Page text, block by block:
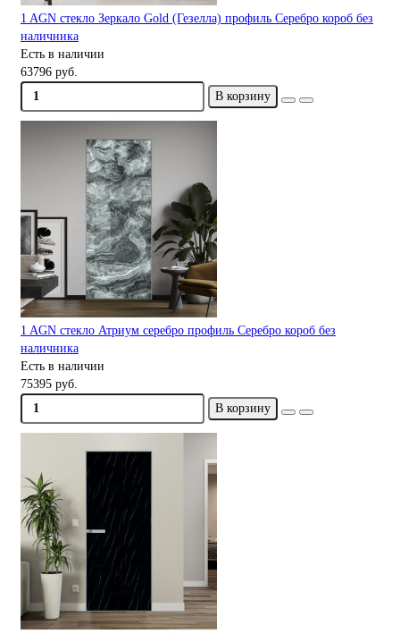
1 AGN стекло Зеркало Gold (Гезелла) профиль Серебро короб без
наличника
Есть в наличии
63796 руб.
В корзину
1 AGN стекло Атриум серебро профиль Серебро короб без
наличника
Есть в наличии
75395 руб.
В корзину